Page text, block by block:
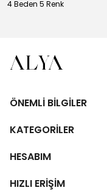
4 Beden 5 Renk
ÖNEMLİ BİLGİLER
KATEGORİLER
HESABIM
HIZLI ERİŞİM